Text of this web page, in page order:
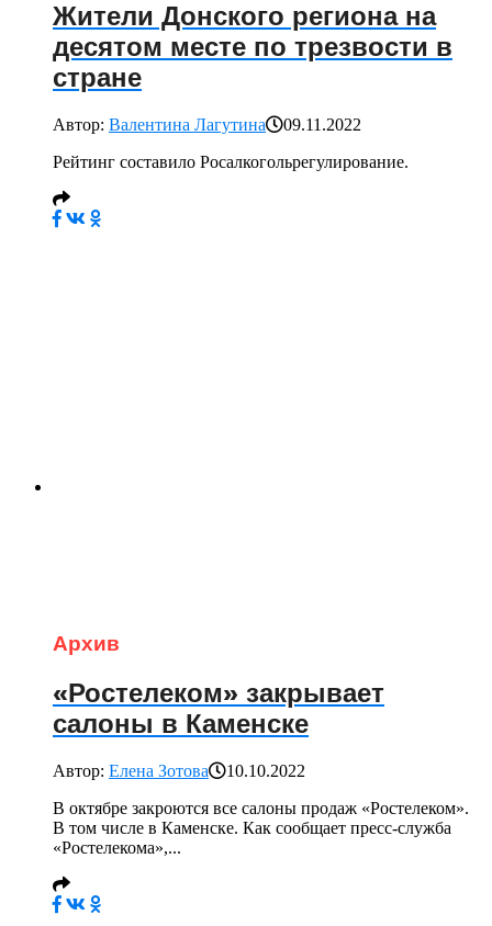
Жители Донского региона на
десятом месте по трезвости в
стране
Автор: Валентина Лагутина
09.11.2022
Рейтинг составило Росалкогольрегулирование.
Архив
«Ростелеком» закрывает
салоны в Каменске
Автор: Елена Зотова
10.10.2022
В октябре закроются все салоны продаж «Ростелеком».
В том числе в Каменске. Как сообщает пресс-служба
«Ростелекома»,...